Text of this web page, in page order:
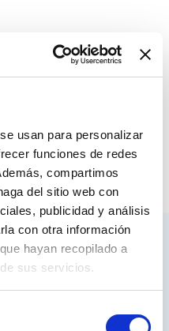
usan para personalizar
funciones de redes
compartimos
del sitio web con
publicidad y análisis
con otra información
hayan recopilado a
sus servicios.
account